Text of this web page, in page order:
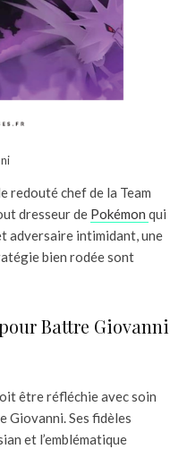
redouté chef de la Team
dresseur de Pokémon qui
adversaire intimidant, une
bien rodée sont
Battre Giovanni
être réfléchie avec soin
Giovanni. Ses fidèles
et l’emblématique